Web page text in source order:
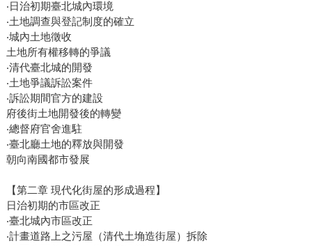
‧日治初期臺北城內環境
‧土地調查與登記制度的確立
‧城內土地徵收
土地所有權移轉的爭議
‧清代臺北城的開發
‧土地爭議訴訟案件
‧訴訟期間官方的建設
府後街土地開發後的轉變
‧總督府官舍進駐
‧臺北廳土地的釋放與開發
朝向南國都市發展
【第二章 現代化街屋的形成過程】
日治初期的市區改正
‧臺北城內市區改正
‧計畫道路上之污屋（清代土埆造街屋）拆除